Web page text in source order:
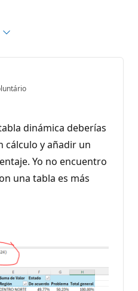
dinámica deberías
cálculo y añadir un
Yo no encuentro
una tabla es más